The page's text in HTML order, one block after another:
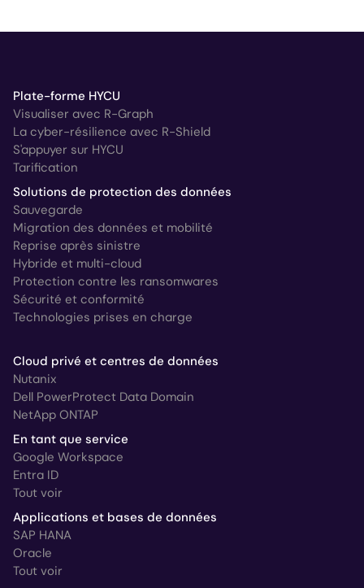
Plate-forme HYCU
Visualiser avec R-Graph
La cyber-résilience avec R-Shield
S'appuyer sur HYCU
Tarification
Solutions de protection des données
Sauvegarde
Migration des données et mobilité
Reprise après sinistre
Hybride et multi-cloud
Protection contre les ransomwares
Sécurité et conformité
Technologies prises en charge
Cloud privé et centres de données
Nutanix
Dell PowerProtect Data Domain
NetApp ONTAP
En tant que service
Google Workspace
Entra ID
Tout voir
Applications et bases de données
SAP HANA
Oracle
Tout voir